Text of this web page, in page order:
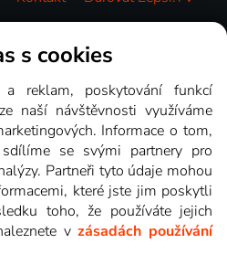
s cookies
reklam, poskytování funkcí
naší návštěvnosti využíváme
Informace o tom,
se svými partnery pro
Partneři tyto údaje mohou
které jste jim poskytli
toho, že používáte jejich
vzásadách používání